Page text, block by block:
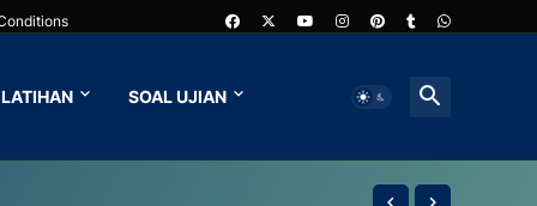
LATIHAN SOAL UJIAN